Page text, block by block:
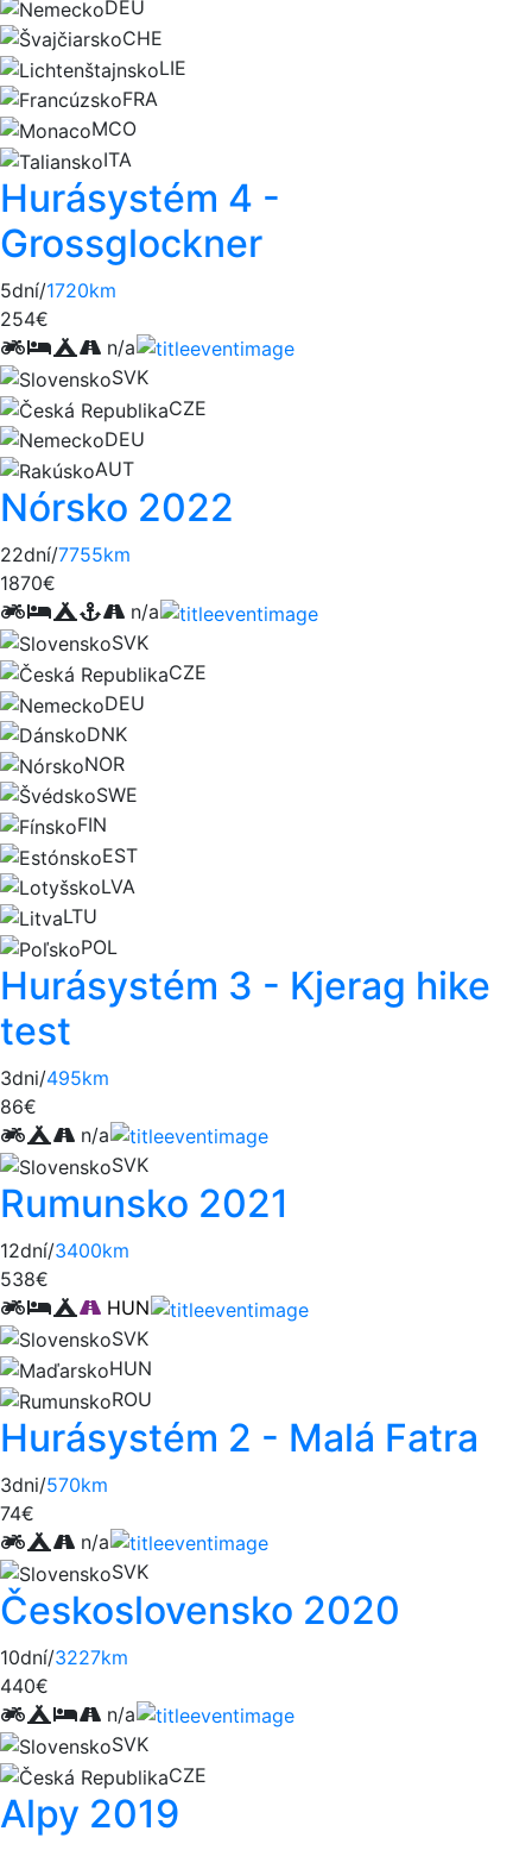
DEU
CHE
LIE
FRA
MCO
ITA
Hurásystém 4 -
Grossglockner
5dní/1720km
254€
n/a
SVK
CZE
DEU
AUT
Nórsko 2022
22dní/7755km
1870€
n/a
SVK
CZE
DEU
DNK
NOR
SWE
FIN
EST
LVA
LTU
POL
Hurásystém 3 - Kjerag hike
test
3dni/495km
86€
n/a
SVK
Rumunsko 2021
12dní/3400km
538€
HUN
SVK
HUN
ROU
Hurásystém 2 - Malá Fatra
3dni/570km
74€
n/a
SVK
Československo 2020
10dní/3227km
440€
n/a
SVK
CZE
Alpy 2019